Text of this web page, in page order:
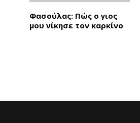
Φασούλας: Πώς ο γιος
μου νίκησε τον καρκίνο